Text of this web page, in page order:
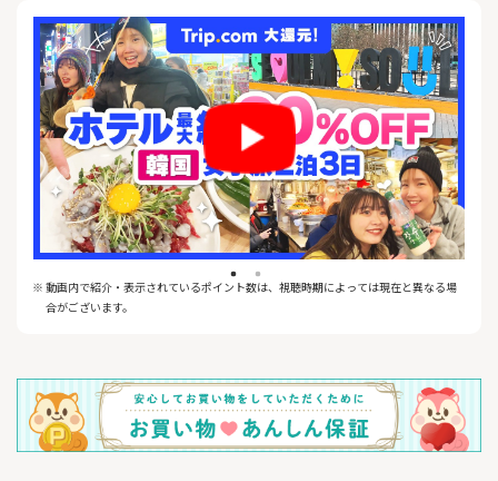
また年中無休で安心の日本語のサポートサービスも充実してお
り、
日本にコールセンターも御座います。
バケーションでも、出張や社員旅行でも、是非Trip.comで快適な
旅をお楽しみください！
※ 動画内で紹介・表示されているポイント数は、視聴時期によっては現在と異なる場
合がございます。